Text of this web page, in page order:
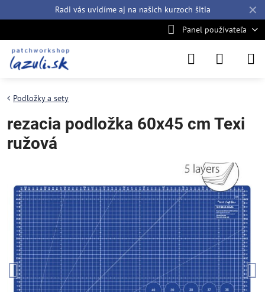
✕
Radi vás uvidíme aj na našich kurzoch šitia
Panel používateľa
Podložky a sety
rezacia podložka 60x45 cm Texi
ružová